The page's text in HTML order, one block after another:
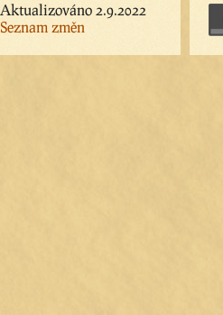
Aktualizováno 2.9.2022
Seznam změn